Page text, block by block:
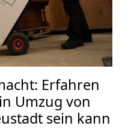
Erfahren
Umzug von
sein kann